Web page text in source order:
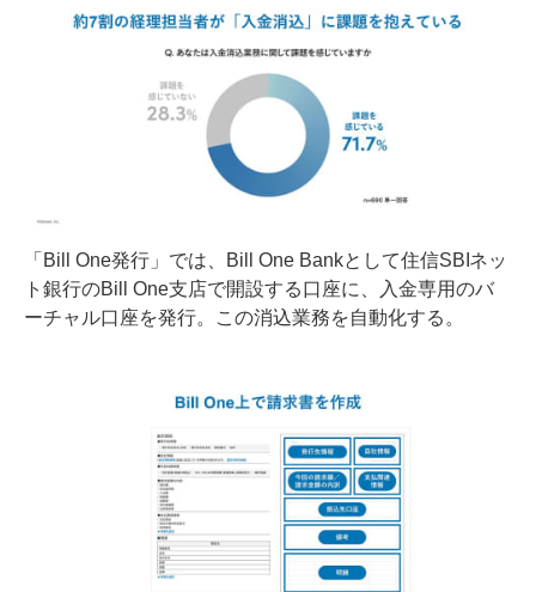
「Bill One発行」では、Bill One Bankとして住信SBIネッ
ト銀行のBill One支店で開設する口座に、入金専用のバ
ーチャル口座を発行。この消込業務を自動化する。